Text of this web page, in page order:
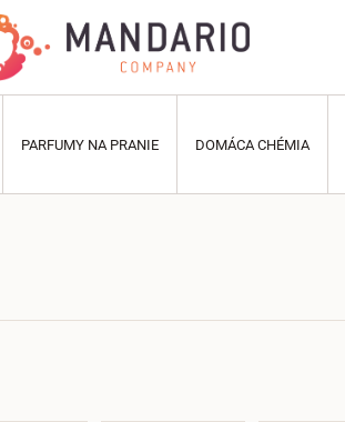
PARFUMY NA PRANIE DOMÁCA CHÉMIA